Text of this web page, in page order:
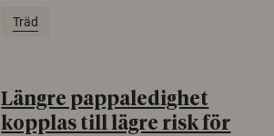
Träd
Längre pappaledighet
kopplas till lägre risk för